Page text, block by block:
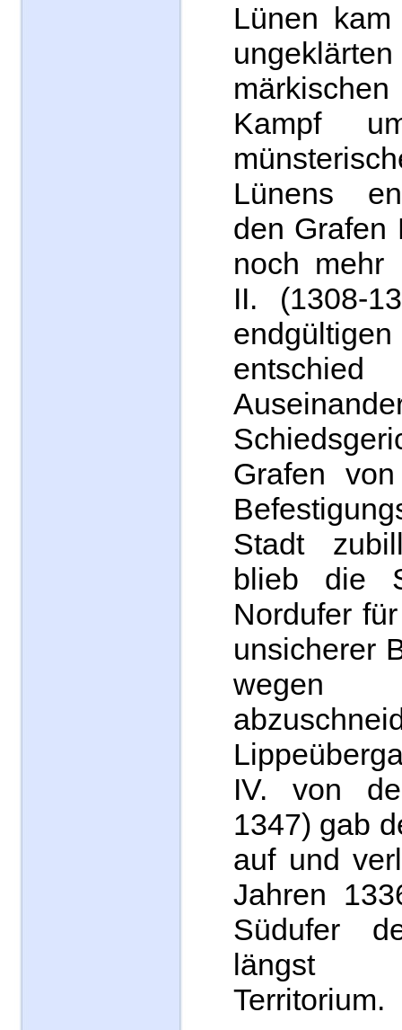
Lünen
Kampf
Lünens
den Grafen
noch mehr
II. (1308-
Grafen
Stadt
blieb die
Nordufer
unsicherer
wegen
IV. von
1347) gab
auf und
Jahren
Südufer
längst
Territorium.